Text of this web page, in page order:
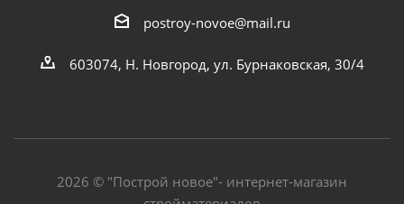
postroy-novoe@mail.ru
603074, Н. Новгород, ул. Бурнаковская, 30/4
2026 © "Построй новое"- интернет-магазин